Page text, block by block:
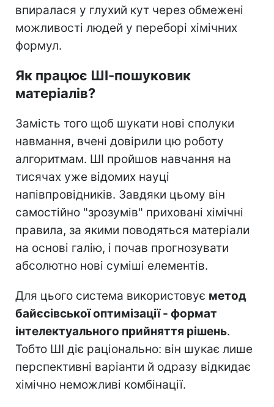
впиралася у глухий кут через обмежені
можливості людей у переборі хімічних
формул.
Як працює ШІ-пошуковик
матеріалів?
Замість того щоб шукати нові сполуки
навмання, вчені довірили цю роботу
алгоритмам. ШІ пройшов навчання на
тисячах уже відомих науці
напівпровідників. Завдяки цьому він
самостійно "зрозумів" приховані хімічні
правила, за якими поводяться матеріали
на основі галію, і почав прогнозувати
абсолютно нові суміші елементів.
Для цього система використовує метод
байєсівської оптимізації - формат
інтелектуального прийняття рішень.
Тобто ШІ діє раціонально: він шукає лише
перспективні варіанти й одразу відкидає
хімічно неможливі комбінації.